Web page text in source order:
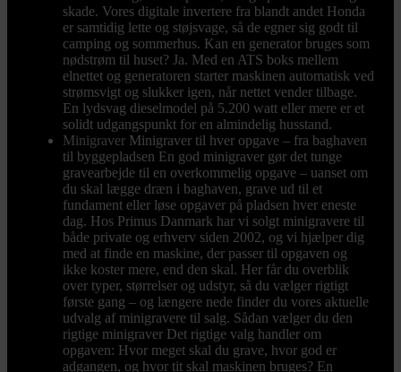
skade. Vores digitale invertere fra blandt andet Honda
er samtidig lette og støjsvage, så de egner sig godt til
camping og sommerhus. Kan en generator bruges som
nødstrøm til huset? Ja. Med en ATS boks mellem
elnettet og generatoren starter maskinen automatisk ved
strømsvigt og slukker igen, når nettet vender tilbage.
En lydsvag dieselmodel på 5.200 watt eller mere er et
solidt udgangspunkt for en almindelig husstand.
Minigraver Minigraver til hver opgave – fra baghaven
til byggepladsen En god minigraver gør det tunge
gravearbejde til en overkommelig opgave – uanset om
du skal lægge dræn i baghaven, grave ud til et
fundament eller løse opgaver på pladsen hver eneste
dag. Hos Primus Danmark har vi solgt minigravere til
både private og erhverv siden 2002, og vi hjælper dig
med at finde en maskine, der passer til opgaven og
ikke koster mere, end den skal. Her får du overblik
over typer, størrelser og udstyr, så du vælger rigtigt
første gang – og længere nede finder du vores aktuelle
udvalg af minigravere til salg. Sådan vælger du den
rigtige minigraver Det rigtige valg handler om
opgaven: Hvor meget skal du grave, hvor god er
adgangen, og hvor tit skal maskinen bruges? En